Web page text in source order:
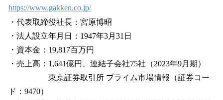
https://www.gakken.co.jp/
・代表取締役社長：宮原博昭
・法人設立年月日：1947年3月31日
・資本金：19,817百万円
・売上高：1,641億円、連結子会社75社（2023年9月期）
東京証券取引所 プライム市場情報（証券コー
ド：9470）